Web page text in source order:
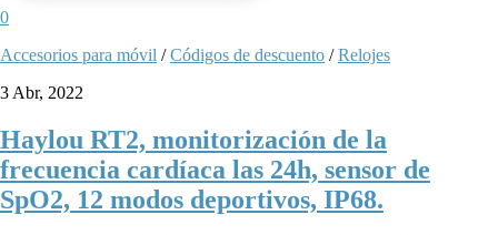
0
Accesorios para móvil /Códigos de descuento /Relojes
3 Abr, 2022
Haylou RT2, monitorización de la
frecuencia cardíaca las 24h, sensor de
SpO2, 12 modos deportivos, IP68.